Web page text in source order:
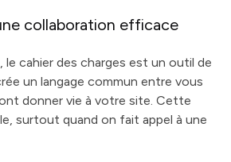
collaboration efficace
cahier des charges est un outil de
un langage commun entre vous
donner vie à votre site. Cette
surtout quand on fait appel à une